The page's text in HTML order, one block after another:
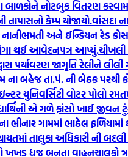
બાળકોને નોટબુક વિતરણ
કેમ્પ યોજાયો.વાંસદા
નાનીભમતી અને ઈન્ડિયન રેડ
ભેગા થઈ આવેદનપત્ર આપ્યું.ચીખલી
પર્યાવરણ જાગૃતિ રેલીને
ના બહેજ તા.પં. ની બેઠક પરથી
યુનિવર્સિટી વોટર પોલો
એ ગળે ફાંસો ખાઈ જીવન
ભીનાર ગામમાં ભાઠેલ
તાલુકા અધિકારી ની
ધજ બનતા વાહનચાલકો